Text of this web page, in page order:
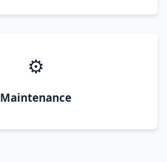
⚙️
Maintenance